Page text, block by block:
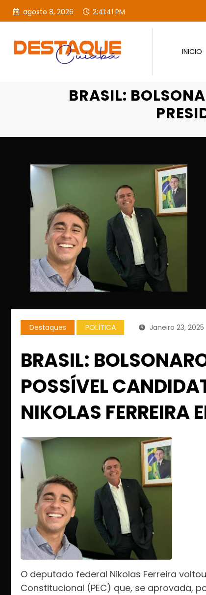
agosto 8, 2026 2:41:42 PM
INICIO
BRASIL:
Destaques POLÍTICA Janeiro 23, 2025
BRASIL:
POSSÍVEL
NIKOLAS FERREIRA
O deputado federal Nikolas Ferreira
Constitucional (PEC) que, se aprovada,